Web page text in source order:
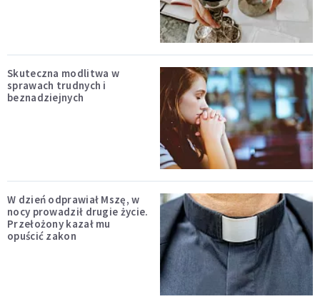
Skuteczna modlitwa w
sprawach trudnych i
beznadziejnych
W dzień odprawiał Mszę, w
nocy prowadził drugie życie.
Przełożony kazał mu
opuścić zakon